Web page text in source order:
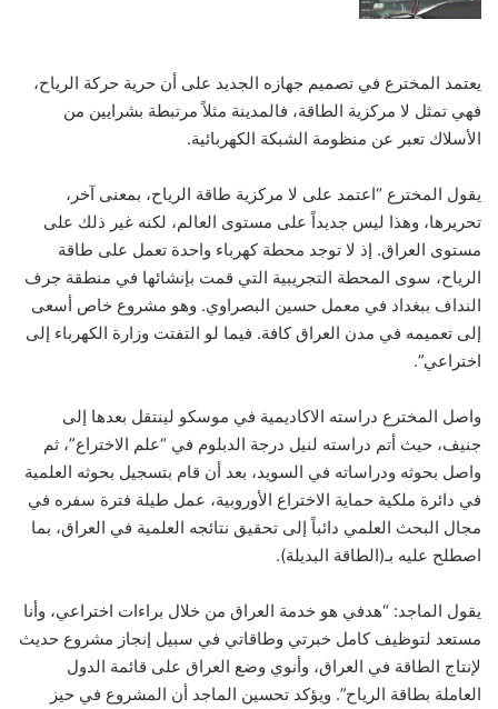
يعتمد المخترع في تصميم جهازه الجديد على أن حرية حركة الرياح،
فهي تمثل لا مركزية الطاقة، فالمدينة مثلاً مرتبطة بشرايين من
الأسلاك تعبر عن منظومة الشبكة الكهربائية.
يقول المخترع “اعتمد على لا مركزية طاقة الرياح، بمعنى آخر،
تحريرها، وهذا ليس جديداً على مستوى العالم، لكنه غير ذلك على
مستوى العراق. إذ لا توجد محطة كهرباء واحدة تعمل على طاقة
الرياح، سوى المحطة التجريبية التي قمت بإنشائها في منطقة جرف
النداف ببغداد في معمل حسين البصراوي. وهو مشروع خاص أسعى
إلى تعميمه في مدن العراق كافة. فيما لو التفتت وزارة الكهرباء إلى
اختراعي”.
واصل المخترع دراسته الاكاديمية في موسكو لينتقل بعدها إلى
جنيف، حيث أتم دراسته لنيل درجة الدبلوم في “علم الاختراع”، ثم
واصل بحوثه ودراساته في السويد، بعد أن قام بتسجيل بحوثه العلمية
في دائرة ملكية حماية الاختراع الأوروبية، عمل طيلة فترة سفره في
مجال البحث العلمي دائباً إلى تحقيق نتائجه العلمية في العراق، بما
اصطلح عليه بـ(الطاقة البديلة).
يقول الماجد: “هدفي هو خدمة العراق من خلال براءات اختراعي، وأنا
مستعد لتوظيف كامل خبرتي وطاقاتي في سبيل إنجاز مشروع حديث
لإنتاج الطاقة في العراق، وأنوي وضع العراق على قائمة الدول
العاملة بطاقة الرياح”. ويؤكد تحسين الماجد أن المشروع في حيز